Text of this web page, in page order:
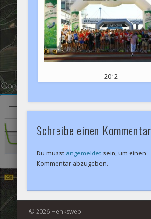
2012
Schreibe einen Kommentar
Du musst angemeldetsein, um einen
Kommentar abzugeben.
© 2026 Henksweb